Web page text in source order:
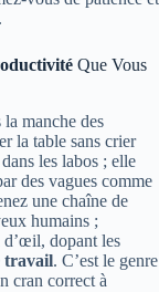
Que Vous
la manche des
la table sans crier
les labos ; elle
des vagues comme
une chaîne de
humains ;
d’œil, dopant les
travail. C’est le genre
cran correct à